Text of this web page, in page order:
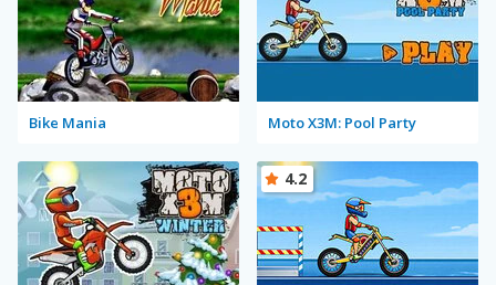
Bike Mania Moto X3M: Pool Party
4.2